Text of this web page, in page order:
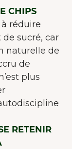
CHIPS
réduire
de sucré, car
naturelle de
de
plus
RETENIR